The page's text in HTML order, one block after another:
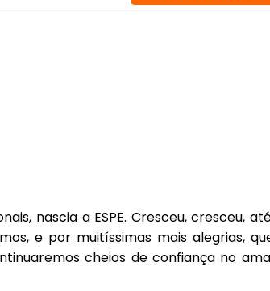
nascia a ESPE. Cresceu, cresceu,
e por muitíssimas mais alegrias,
cheios de confiança no